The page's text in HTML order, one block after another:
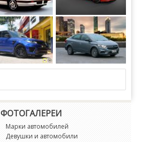
ФОТОГАЛЕРЕИ
Марки автомобилей
Девушки и автомобили